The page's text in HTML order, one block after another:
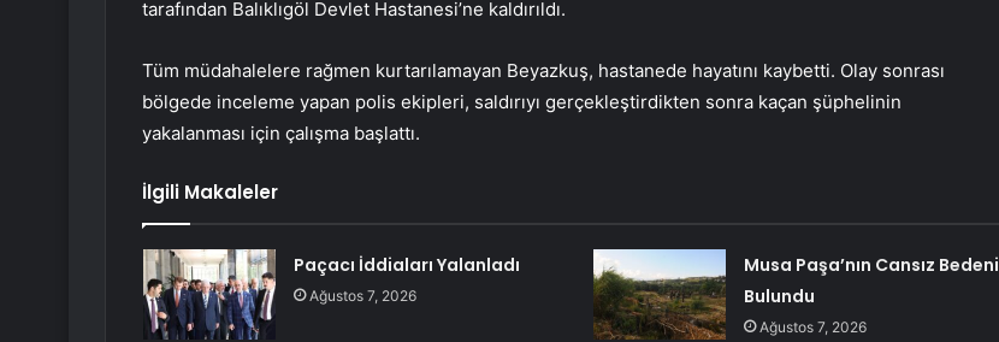
tarafından Balıklıgöl Devlet Hastanesi’ne kaldırıldı.
Tüm müdahalelere rağmen kurtarılamayan Beyazkuş, hastanede hayatını kaybetti. Olay sonrası
bölgede inceleme yapan polis ekipleri, saldırıyı gerçekleştirdikten sonra kaçan şüphelinin
yakalanması için çalışma başlattı.
İlgili Makaleler
Paçacı İddiaları Yalanladı
Ağustos 7, 2026
Musa Paşa’nın Cansız Bedeni
Bulundu
Ağustos 7, 2026